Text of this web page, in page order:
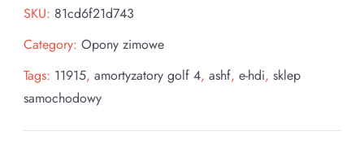
SKU: 81cd6f21d743
Category: Opony zimowe
Tags: 11915, amortyzatory golf 4, ashf, e-hdi, sklep
samochodowy